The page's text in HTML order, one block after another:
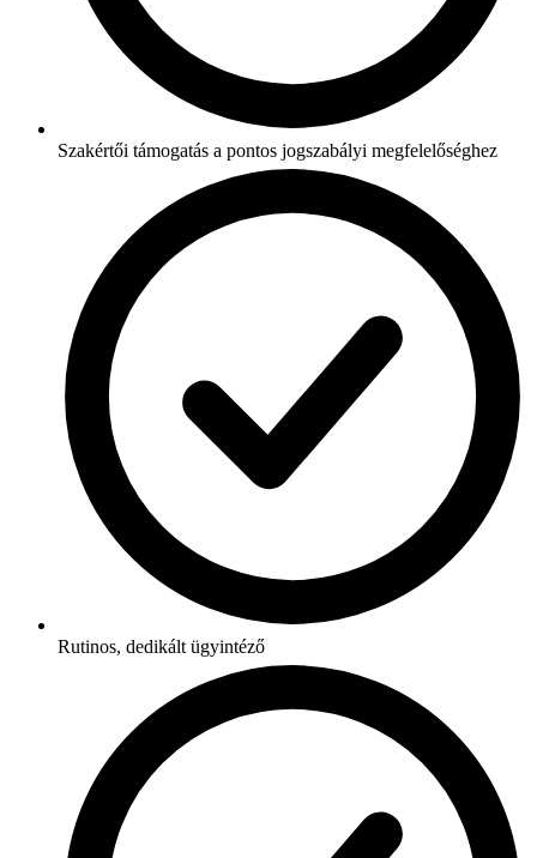
Szakértői támogatás a pontos jogszabályi megfelelőséghez
Rutinos, dedikált ügyintéző